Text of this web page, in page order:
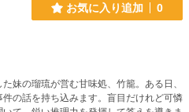
お気に入り追加 0
妹の瑠琉が営む甘味処、竹籠。ある日、
の話を持ち込みます。盲目だけれど可憐